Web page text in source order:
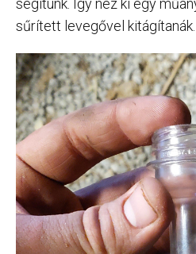
segítünk. Így néz ki egy
sűrített levegővel kitágítanák.